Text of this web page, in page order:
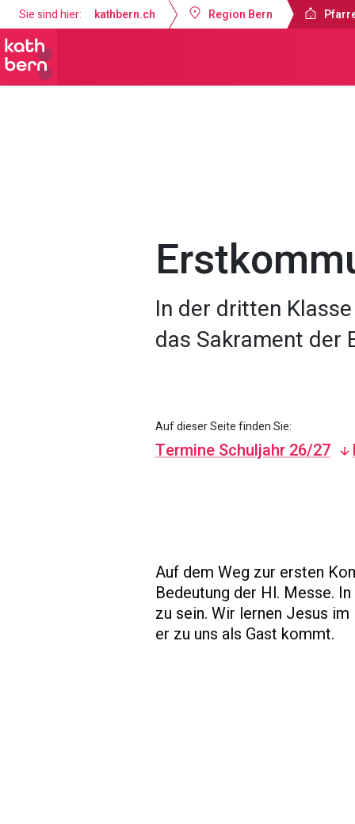
Sie sind hier: kathbern.ch Region Bern
In der dritten
das Sakrament der
Auf dieser Seite finden Sie:
Termine Schuljahr 26/27
Auf dem Weg zur ersten
Bedeutung der Hl. Messe.
zu sein. Wir lernen Jesus
er zu uns als Gast kommt.